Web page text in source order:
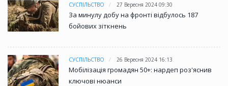
СУСПІЛЬСТВО 27 Вересня 2024 09:30
За минулу добу на фронті відбулось 187
бойових зіткнень
СУСПІЛЬСТВО 26 Вересня 2024 16:13
Мобілізація громадян 50+: нардеп роз'яснив
ключові нюанси